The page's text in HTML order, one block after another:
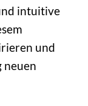
intuitive
und
neuen